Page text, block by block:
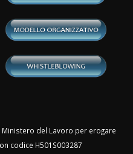
Ministero del Lavoro per erogare
codice H501S003287